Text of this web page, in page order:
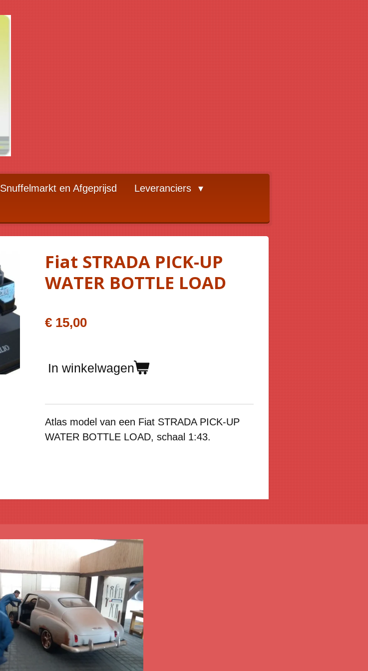
Snuffelmarkt en Afgeprijsd
Leveranciers
Fiat STRADA PICK-UP
WATER BOTTLE LOAD
€ 15,00
In winkelwagen
Atlas model van een Fiat STRADA PICK-UP
WATER BOTTLE LOAD, schaal 1:43.